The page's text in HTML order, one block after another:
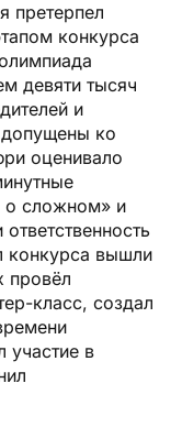
претерпел
конкурса
девяти тысяч
и
ко
оценивало
о сложном» и
конкурса вышли
провёл
класс, создал
участие в